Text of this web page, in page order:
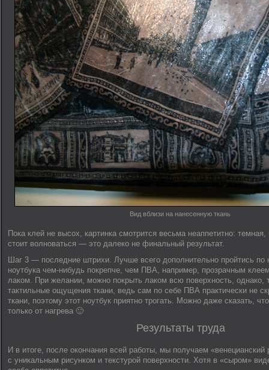
Вид вблизи на нанесенную ткань
Пока клей не высох, картинка смотрится весьма неаппетитно:
стоит волноваться — это далеко не финальный результат.
Шаг 3 — последние штрихи. Лучше всего дополнительно пройтись по
ноутбука чем-нибудь покрепче, чем ПВА, например, прозрачным
лаком. При желании, можно покрыть лаком всю поверхность, однако,
тактильные ощущения ткани, ведь сам по себе ПВА практически не
ткани, поэтому этот ноутбук приятно трогать. Можно даже сказать,
только от нагрева 🙂
Результаты труда
И в итоге, после окончания всей работы, мы получаем «венецианский
с уникальным рисунком и текстурой поверхности. Хотя в «сыром»